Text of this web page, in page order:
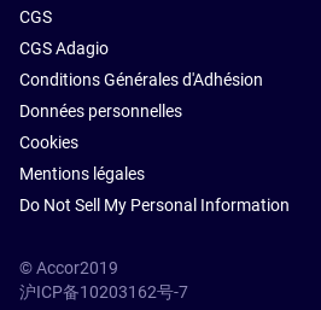
CGS
CGS Adagio
Conditions Générales d'Adhésion
Données personnelles
Cookies
Mentions légales
Do Not Sell My Personal Information
© Accor2019
沪ICP备10203162号-7